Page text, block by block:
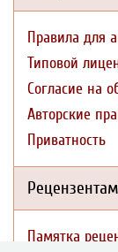
Правила для
Типовой
Согласие на
Авторские
Приватность
Рецензентам
Памятка